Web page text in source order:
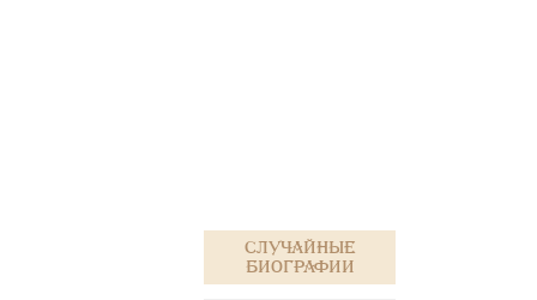
Случайные
биографии